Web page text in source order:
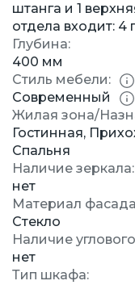
штанга и 1
отдела входит: 4
Глубина:
400 мм
Стиль мебели:
Современный
Жилая зона/
Гостинная,
Спальня
Наличие зеркала:
нет
Материал
Стекло
Наличие
нет
Тип шкафа: